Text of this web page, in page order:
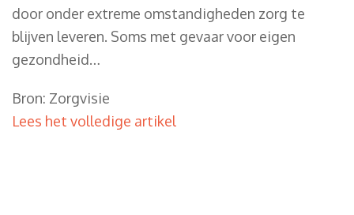
door onder extreme omstandigheden zorg te
blijven leveren. Soms met gevaar voor eigen
gezondheid…
Bron: Zorgvisie
Lees het volledige artikel